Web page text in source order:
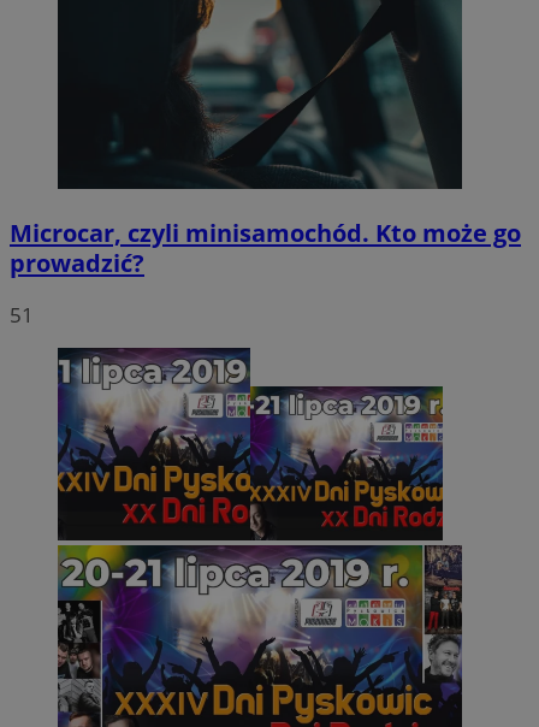
Microcar, czyli minisamochód. Kto może go
prowadzić?
51